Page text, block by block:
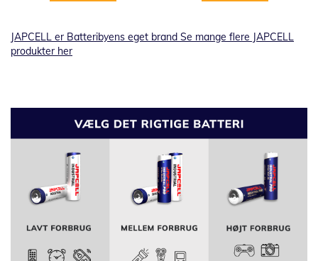
JAPCELL er Batteribyens eget brand Se mange flere JAPCELL
produkter her